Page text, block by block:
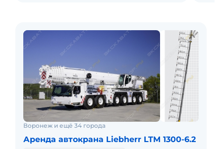
Воронеж и ещё 34 города
Аренда автокрана Liebherr LTM 1300-6.2